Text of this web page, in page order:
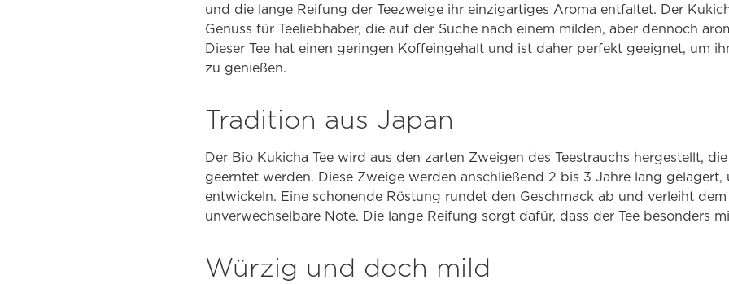
und die lange Reifung der Teezweige ihr einzigartiges Aroma entfaltet. Der
Genuss für Teeliebhaber, die auf der Suche nach einem milden, aber dennoch
Dieser Tee hat einen geringen Koffeingehalt und ist daher perfekt geeignet, um
zu genießen.
Tradition aus Japan
Der Bio Kukicha Tee wird aus den zarten Zweigen des Teestrauchs hergestellt,
geerntet werden. Diese Zweige werden anschließend 2 bis 3 Jahre lang gelagert,
entwickeln. Eine schonende Röstung rundet den Geschmack ab und verleiht dem
unverwechselbare Note. Die lange Reifung sorgt dafür, dass der Tee besonders
Würzig und doch mild